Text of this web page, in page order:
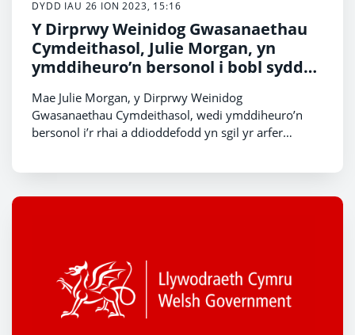
DYDD IAU 26 ION 2023, 15:16
Y Dirprwy Weinidog Gwasanaethau
Cymdeithasol, Julie Morgan, yn
ymddiheuro’n bersonol i bobl sydd
mabwysiadu hanesyddol
Mae Julie Morgan, y Dirprwy Weinidog
Gwasanaethau Cymdeithasol, wedi ymddiheuro’n
bersonol i’r rhai a ddioddefodd yn sgil yr arfer